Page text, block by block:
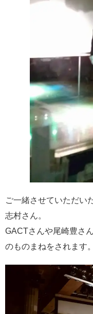
ご一緒させていただい
志村さん。
GACTさんや尾崎豊さ
のものまねをされます。